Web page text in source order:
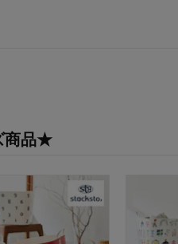
商品★